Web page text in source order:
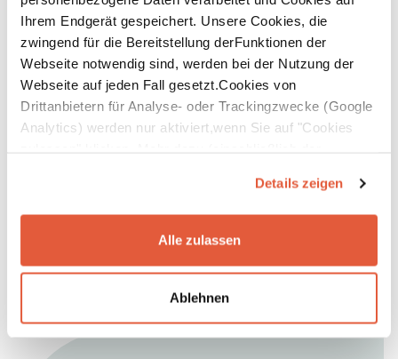
Ihrem Endgerät gespeichert. Unsere Cookies, die
zwingend für die Bereitstellung derFunktionen der
Webseite notwendig sind, werden bei der Nutzung der
Webseite auf jeden Fall gesetzt.Cookies von
Drittanbietern für Analyse- oder Trackingzwecke (Google
Analytics) werden nur aktiviert,wenn Sie auf "Cookies
Datenschutzerklärung—
Impressum.
Details zeigen
Alle zulassen
Ablehnen
vorgeschriebenen Prüfprozess und helfen bei der Suche
nach der richtigen Prüfinstanz.
Für Unternehmen, die bereits einen Umsetzungsplan
erarbeitet haben, bieten wir zudem die erforderliche
externe Prüfung an.
Kontakt:
julia.urbauer@sustainable.de
falko.mueller@s